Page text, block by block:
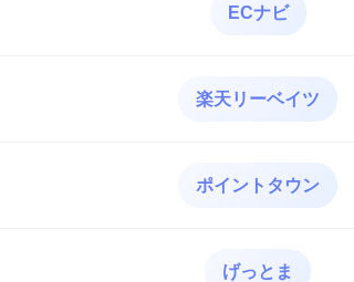
ECナビ
楽天リーベイツ
ポイントタウン
げっとま